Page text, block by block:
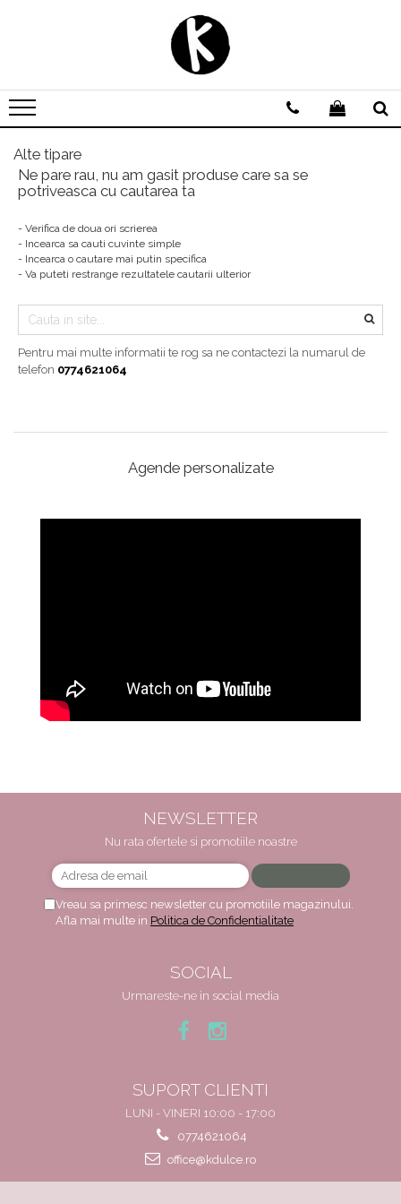
Zilnice
Saptamanale
Nedatate
Domeniu Beauty
Scoala de soferi | Instructor Auto
Avocat | Jurist | Notar
Alte tipare
Ne pare rau, nu am gasit produse care sa se
potriveasca cu cautarea ta
- Verifica de doua ori scrierea
- Incearca sa cauti cuvinte simple
- Incearca o cautare mai putin specifica
- Va puteti restrange rezultatele cautarii ulterior
Pentru mai multe informatii te rog sa ne contactezi la numarul de
telefon 0774621064
Agende personalizate
NEWSLETTER
Nu rata ofertele si promotiile noastre
Vreau sa primesc newsletter cu promotiile magazinului.
Afla mai multe in Politica de Confidentialitate
SOCIAL
Urmareste-ne in social media
SUPORT CLIENTI
LUNI - VINERI 10:00 - 17:00
0774621064
office@kdulce.ro